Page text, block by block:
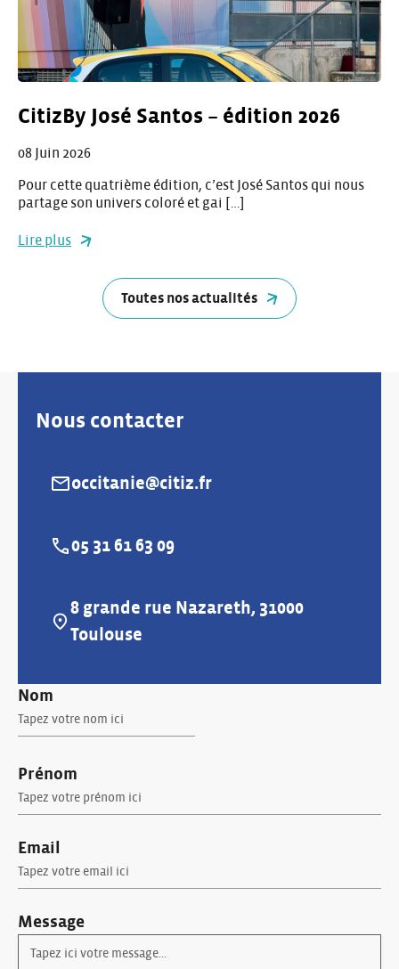
CitizBy José Santos – édition 2026
08 Juin 2026
Pour cette quatrième édition, c’est José Santos qui nous
partage son univers coloré et gai […]
Lire plus
Toutes nos actualités
Nom
Prénom
Email
Message
Nous contacter
E-mail :occitanie@citiz.fr
Téléphone :
05 31 61 63 09
Adresse :
8 grande rue Nazareth, 31000
Toulouse